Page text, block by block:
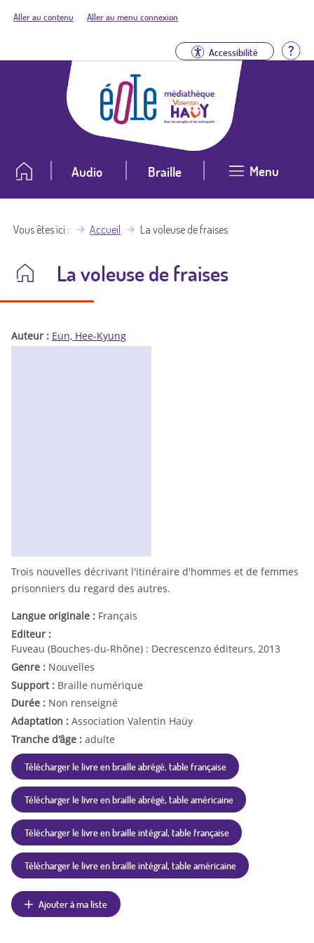
Aller au contenu Aller au menu connexion
Accessibilité
Audio Braille Menu
Vous êtes ici Accueil La voleuse de fraises
La voleuse de fraises
Auteur : Eun, Hee-Kyung
Trois nouvelles décrivant l'itinéraire d'hommes et de femmes
prisonniers du regard des autres.
Langue originale : Français
Editeur :
Fuveau (Bouches-du-Rhône) : Decrescenzo éditeurs, 2013
Genre : Nouvelles
Support : Braille numérique
Durée : Non renseigné
Adaptation : Association Valentin Haüy
Tranche d'âge : adulte
Télécharger le livre en braille abrégé, table française
Télécharger le livre en braille abrégé, table américaine
Télécharger le livre en braille intégral, table française
Télécharger le livre en braille intégral, table américaine
Ajouter à ma liste